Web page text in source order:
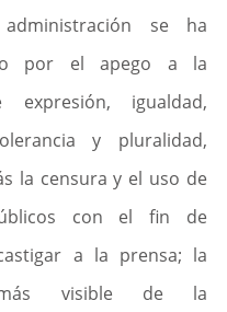
por el apego a la
expresión, igualdad,
y pluralidad,
la censura y el uso de
con el fin de
a la prensa; la
visible de la